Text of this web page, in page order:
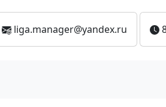
liga.manager@yandex.ru